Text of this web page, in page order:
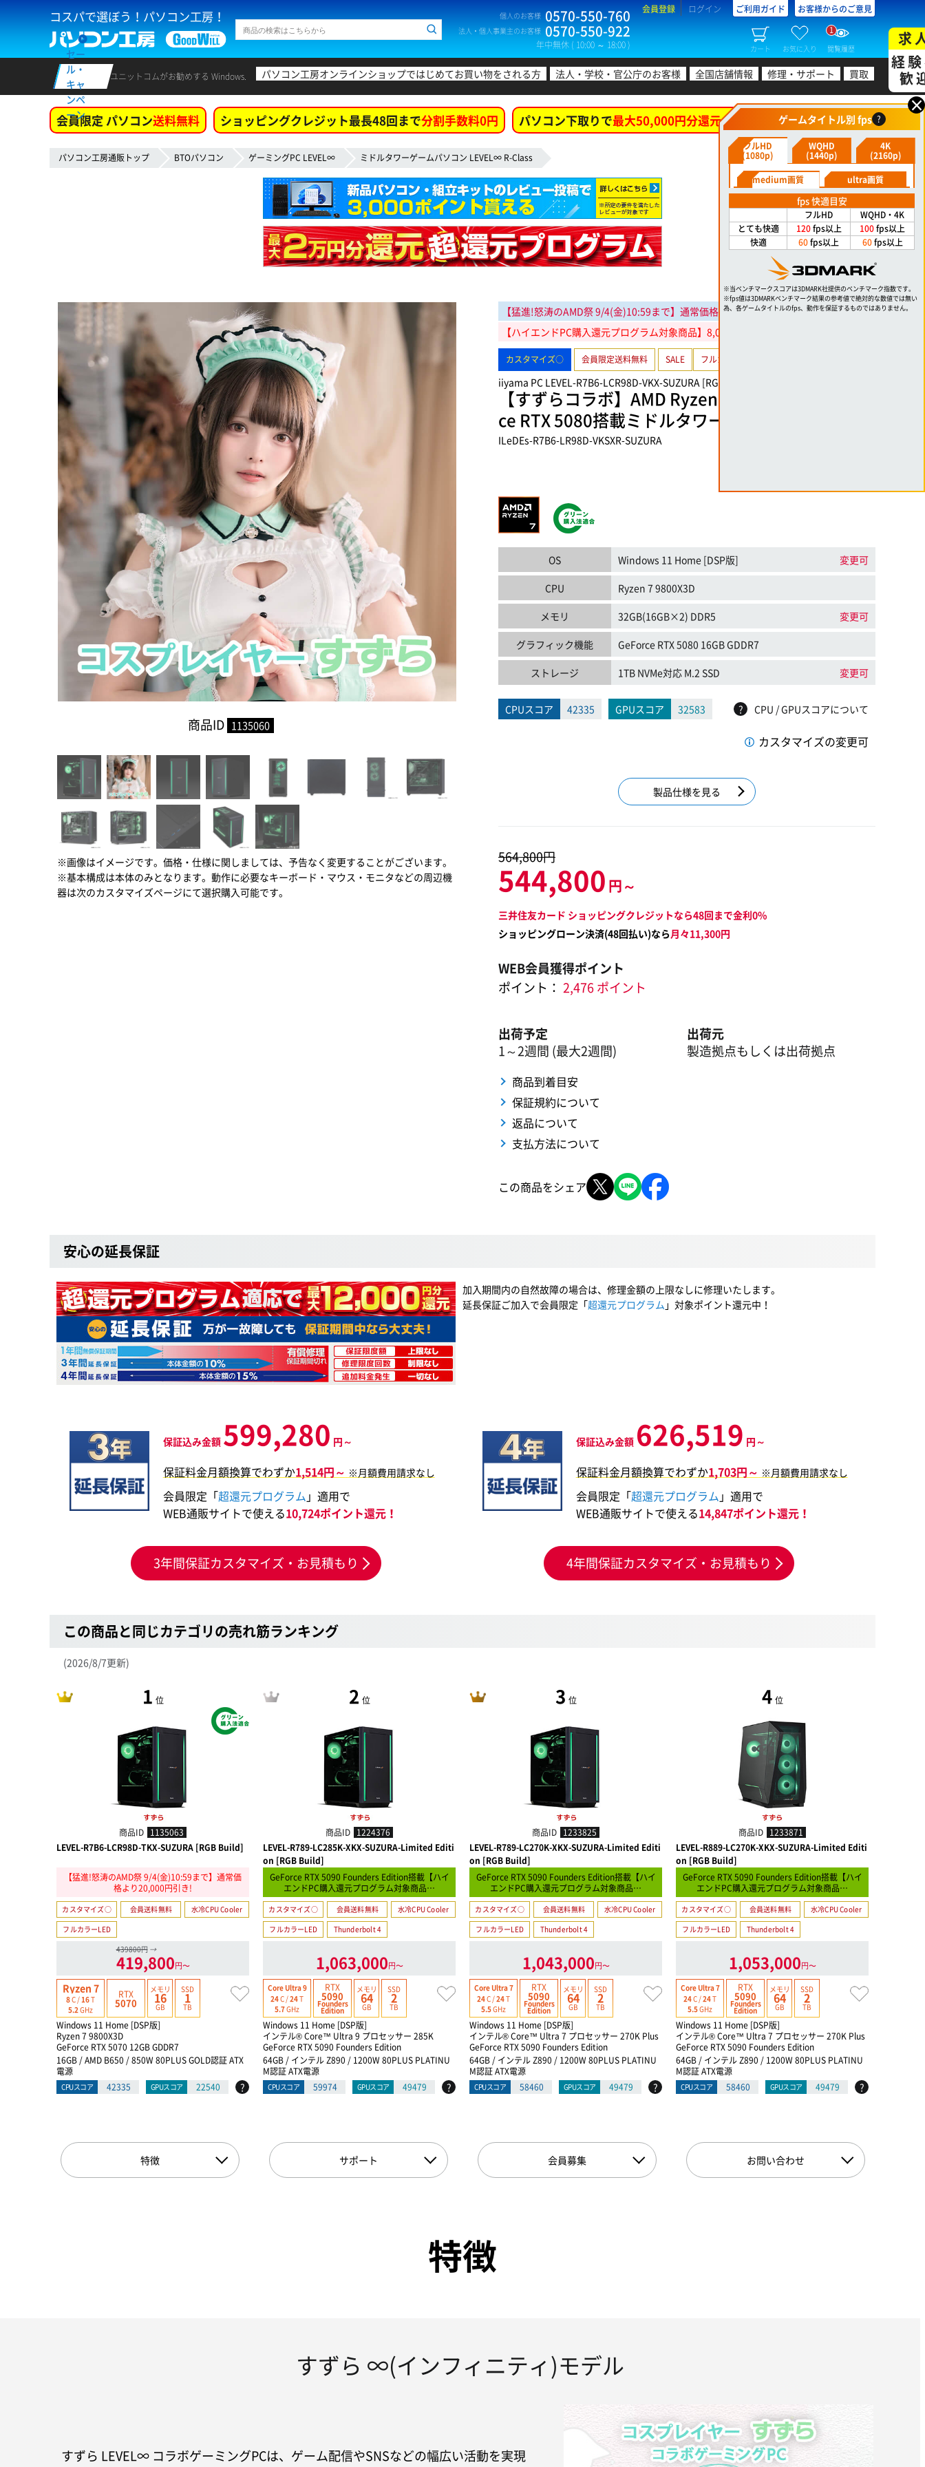
コスパで選ぼう！パソコン工房！ 個人のお客様 0570-550-760
法人・個人事業主のお客様 0570-550-922
年中無休 ( 10:00 ～ 18:00 )
会員登録 ログイン ご利用ガイド お客様からのご意見
カート お気に入り 閲覧履歴
1
セー
ル・
キャ
ンペ
ーン
ユニットコムがお勧めする Windows. パソコン工房オンラインショップではじめてお買い物をされる方 法人・学校・官公庁のお客様 全国店舗情報 修理・サポート 買取
求
経
歓
会員限定 パソコン送料無料 ショッピングクレジット最長48回まで分割手数料0円 パソコン下取りで最大50,000円分還元！
パソコン工房通販トップ BTOパソコン ゲーミングPC LEVEL∞ ミドルタワーゲームパソコン LEVEL∞ R-Class
商品ID 1135060
※画像はイメージです。価格・仕様に関しましては、予告なく変更することがございます。
※基本構成は本体のみとなります。動作に必要なキーボード・マウス・モニタなどの周辺機
器は次のカスタマイズページにて選択購入可能です。
【猛進!怒涛のAMD祭9/4(金)10:59まで】通常価格より20,000円引き!
【ハイエンドPC購入還元プログラム対象商品】8,000円分相当還元
カスタマイズ○ 会員限定送料無料 SALE フルカラーLED
iiyama PC LEVEL-R7B6-LCR98D-VKX-SUZURA [RGB Build]
【すずらコラボ】AMD Ryzen 7 9800X3DとGeFor
ce RTX 5080搭載ミドルタワーゲーミングPC
ILeDEs-R7B6-LR98D-VKSXR-SUZURA
OS Windows 11 Home [DSP版] 変更可
CPU Ryzen 7 9800X3D
メモリ 32GB(16GB×2) DDR5 変更可
グラフィック機能 GeForce RTX 5080 16GB GDDR7
ストレージ 1TB NVMe対応 M.2 SSD 変更可
CPUスコア 42335 GPUスコア 32583 ? CPU / GPUスコアについて
×
ゲームタイトル別 fps ?
フルHD
(1080p)
WQHD
(1440p)
4K
(2160p)
medium画質
ultra画質
fps 快適目安
フルHD
WQHD・4K
とても快適
120fps以上 100fps以上
快適
60fps以上 60fps以上
※当ベンチマークスコアは3DMARK社提供のベンチマーク指数です。
※fps値は3DMARKベンチマーク結果の参考値で絶対的な数値では無い
為、各ゲームタイトルのfps、動作を保証するものではありません。
カスタマイズの変更可
製品仕様を見る
564,800円
544,800 円～
三井住友カード ショッピングクレジットなら48回まで金利0%
ショッピングローン決済(48回払い)なら月々11,300円
WEB会員獲得ポイント
ポイント： 2,476 ポイント
出荷予定
1～2週間 (最大2週間)
出荷元
製造拠点もしくは出荷拠点
商品到着目安
保証規約について
返品について
支払方法について
この商品をシェア
安心の延長保証
加入期間内の自然故障の場合は、修理金額の上限なしに修理いたします。
延長保証ご加入で会員限定「超還元プログラム 」対象ポイント還元中！
保証込み金額 599,280 円～
保証料金月額換算でわずか1,514円～ ※月額費用請求なし
会員限定「超還元プログラム 」適用で
WEB通販サイトで使える10,724ポイント還元！
3年間保証カスタマイズ・お見積もり
保証込み金額 626,519 円～
保証料金月額換算でわずか1,703円～ ※月額費用請求なし
会員限定「超還元プログラム 」適用で
WEB通販サイトで使える14,847ポイント還元！
4年間保証カスタマイズ・お見積もり
この商品と同じカテゴリの売れ筋ランキング
(2026/8/7更新)
1 位
商品ID 1135063
LEVEL-R7B6-LCR98D-TKX-SUZURA [RGB Build]
【猛進!怒涛のAMD祭 9/4(金)10:59まで】通常価
格より20,000円引き!
カスタマイズ○ 会員送料無料
水冷CPU Cooler
フルカラーLED
439800円 →
419,800円〜
Ryzen 7
8C /16T
5.2 GHz
RTX
5070
メモリ
16
GB
SSD
1
TB
Windows 11 Home [DSP版]
Ryzen 7 9800X3D
GeForce RTX 5070 12GB GDDR7
16GB / AMD B650 / 850W 80PLUS GOLD認証 ATX
電源
CPUスコア 42335 GPUスコア 22540 ?
2 位
商品ID 1224376
LEVEL-R789-LC285K-XKX-SUZURA-Limited Editi
on [RGB Build]
GeForce RTX 5090 Founders Edition搭載【ハイ
エンドPC購入還元プログラム対象商品…
カスタマイズ○ 会員送料無料
水冷CPU Cooler
フルカラーLED
Thunderbolt 4
1,063,000円〜
Core Ultra 9
24C /24T
5.7GHz
RTX
5090
Founders
Edition
メモリ
64
GB
SSD
2
TB
Windows 11 Home [DSP版]
インテル® Core™ Ultra 9 プロセッサー 285K
GeForce RTX 5090 Founders Edition
64GB / インテル Z890 / 1200W 80PLUS PLATINU
M認証 ATX電源
CPUスコア 59974 GPUスコア 49479 ?
3 位
商品ID 1233825
LEVEL-R789-LC270K-XKX-SUZURA-Limited Editi
on [RGB Build]
GeForce RTX 5090 Founders Edition搭載【ハイ
エンドPC購入還元プログラム対象商品…
カスタマイズ○ 会員送料無料
水冷CPU Cooler
フルカラーLED
Thunderbolt 4
1,043,000円〜
Core Ultra 7
24C /24T
5.5GHz
RTX
5090
Founders
Edition
メモリ
64
GB
SSD
2
TB
Windows 11 Home [DSP版]
インテル® Core™ Ultra 7 プロセッサー 270K Plus
GeForce RTX 5090 Founders Edition
64GB / インテル Z890 / 1200W 80PLUS PLATINU
M認証 ATX電源
CPUスコア 58460 GPUスコア 49479 ?
4 位
商品ID 1233871
LEVEL-R889-LC270K-XKX-SUZURA-Limited Editi
on [RGB Build]
GeForce RTX 5090 Founders Edition搭載【ハイ
エンドPC購入還元プログラム対象商品…
カスタマイズ○ 会員送料無料
水冷CPU Cooler
フルカラーLED
Thunderbolt 4
1,053,000円〜
Core Ultra 7
24C /24T
5.5GHz
RTX
5090
Founders
Edition
メモリ
64
GB
SSD
2
TB
Windows 11 Home [DSP版]
インテル® Core™ Ultra 7 プロセッサー 270K Plus
GeForce RTX 5090 Founders Edition
64GB / インテル Z890 / 1200W 80PLUS PLATINU
M認証 ATX電源
CPUスコア 58460 GPUスコア 49479 ?
特徴 サポート 会員募集 お問い合わせ
特徴
すずら ∞(インフィニティ)モデル
すずら LEVEL∞ コラボゲーミングPCは、ゲーム配信やSNSなどの幅広い活動を実現